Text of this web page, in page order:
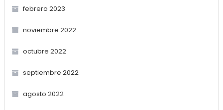
febrero 2023
noviembre 2022
octubre 2022
septiembre 2022
agosto 2022